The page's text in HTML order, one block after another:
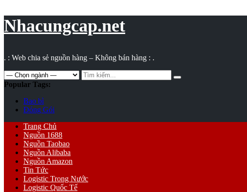
Nhacungcap.net
. : Web chia sẻ nguồn hàng – Không bán hàng : .
Search
for:
Popular Tags:
Bao bì
Đóng Gói
Primary
Menu
Trang Chủ
Nguồn 1688
Nguồn Taobao
Nguồn Alibaba
Nguồn Amazon
Tin Tức
Logistic Trong Nước
Logistic Quốc Tế